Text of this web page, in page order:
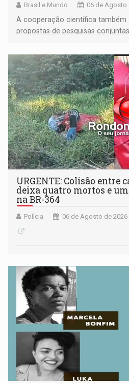
Brasil e Mundo 06 de Agosto
A cooperação científica também
propostas de pesquisas
URGENTE: Colisão entre
deixa quatro mortos e
na BR-364
Polícia 06 de Agosto de 2026